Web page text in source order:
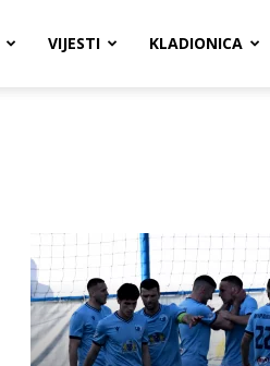
VIJESTI KLADIONICA